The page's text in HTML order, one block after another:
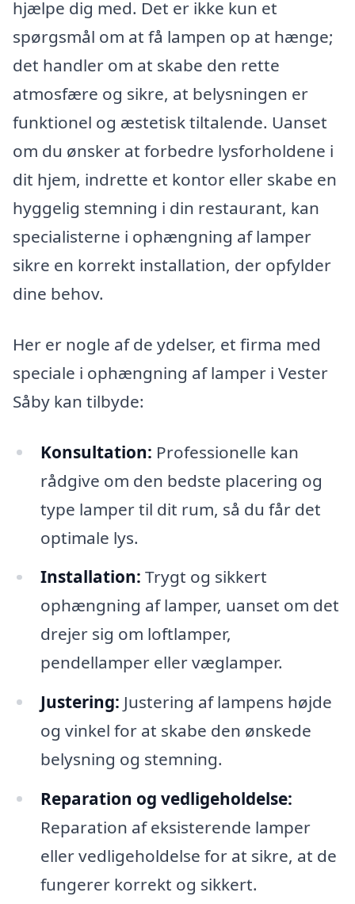
hjælpe dig med. Det er ikke kun et
spørgsmål om at få lampen op at hænge;
det handler om at skabe den rette
atmosfære og sikre, at belysningen er
funktionel og æstetisk tiltalende. Uanset
om du ønsker at forbedre lysforholdene i
dit hjem, indrette et kontor eller skabe en
hyggelig stemning i din restaurant, kan
specialisterne i ophængning af lamper
sikre en korrekt installation, der opfylder
dine behov.
Her er nogle af de ydelser, et firma med
speciale i ophængning af lamper i Vester
Såby kan tilbyde:
Konsultation: Professionelle kan
rådgive om den bedste placering og
type lamper til dit rum, så du får det
optimale lys.
Installation: Trygt og sikkert
ophængning af lamper, uanset om det
drejer sig om loftlamper,
pendellamper eller væglamper.
Justering: Justering af lampens højde
og vinkel for at skabe den ønskede
belysning og stemning.
Reparation og vedligeholdelse:
Reparation af eksisterende lamper
eller vedligeholdelse for at sikre, at de
fungerer korrekt og sikkert.